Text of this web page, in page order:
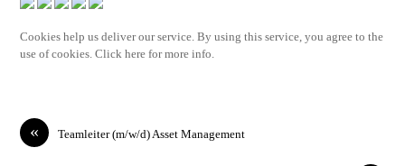
Cookies help us deliver our service. By using this service, you agree to the
use of cookies. Click here for more info.
« Teamleiter (m/w/d) Asset Management